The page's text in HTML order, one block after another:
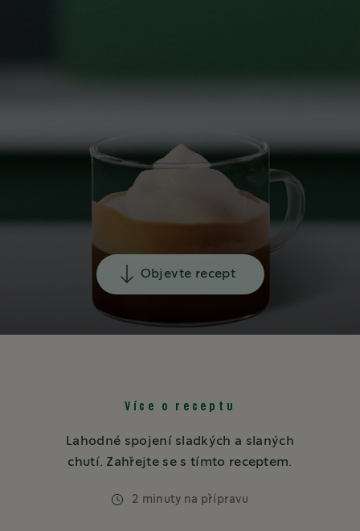
Objevte recept
Více o receptu
Lahodné spojení sladkých a slaných
chutí. Zahřejte se s tímto receptem.
2 minuty na přípravu